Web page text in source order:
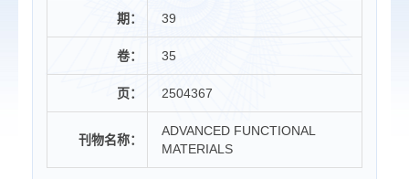
期： 39
卷： 35
页： 2504367
刊物名称：
ADVANCED FUNCTIONAL
MATERIALS